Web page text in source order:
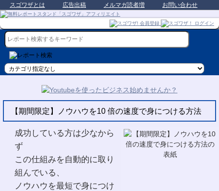
スゴワザとは 広告出稿 メルマガ読者増 お問い合わせ
【期間限定】ノウハウを10 倍の速度で身につける方法
成功している方は少なから
ず
この仕組みを自動的に取り
組んでいる、
ノウハウを最短で身につけ